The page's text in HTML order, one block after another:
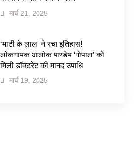
मार्च 21, 2025
‘माटी के लाल’ ने रचा इतिहास!
लोकगायक आलोक पाण्डेय ‘गोपाल’ को
मिली डॉक्टरेट की मानद उपाधि
मार्च 19, 2025